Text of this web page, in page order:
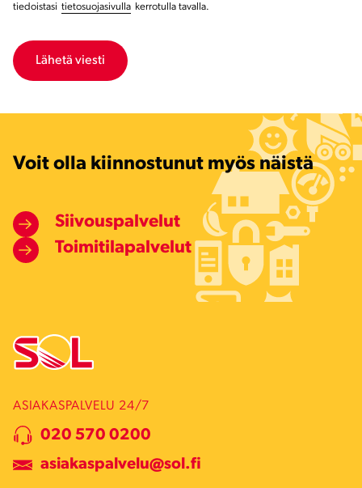
tiedoistasi tietosuojasivulla kerrotulla tavalla.
Voit olla kiinnostunut myös näistä
Siivouspalvelut
Toimitilapalvelut
ASIAKASPALVELU 24/7
020 570 0200
asiakaspalvelu@sol.fi